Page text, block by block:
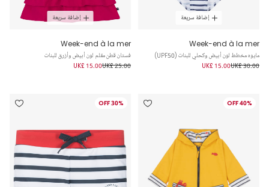
إضافة سريعة
Week-end à la mer
مايوه مخطط لون أبيض وكحلي للبنات (UPF50)
UK£ 30.00
UK£ 15.00
إضافة سريعة
Week-end à la mer
فستان قطن مقلم لون أبيض وأزرق للبنات
UK£ 25.00
UK£ 15.00
40% OFF
30% OFF